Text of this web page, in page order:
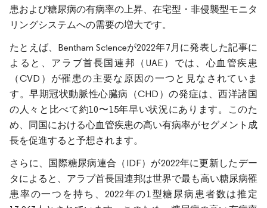
患および糖尿病の有病率の上昇、在宅型・非侵襲型モニタ
リングシステムへの需要の増大です。
たとえば、Bentham Scienceが2022年7月に発表した記事に
よると、アラブ首長国連邦（UAE）では、心血管疾患
（CVD）が罹患の主要な原因の一つと見なされていま
す。早期冠状動脈性心臓病（CHD）の発症は、西洋諸国
の人々と比べて約10〜15年早い状況にあります。このた
め、同国における心血管疾患の高い有病率がセグメント成
長を促進すると予想されます。
さらに、国際糖尿病連合（IDF）が2022年に更新したデー
タによると、アラブ首長国連邦は世界で最も高い糖尿病罹
患率の一つを持ち、2022年の1型糖尿病患者数は推定